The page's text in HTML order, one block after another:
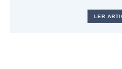
LER